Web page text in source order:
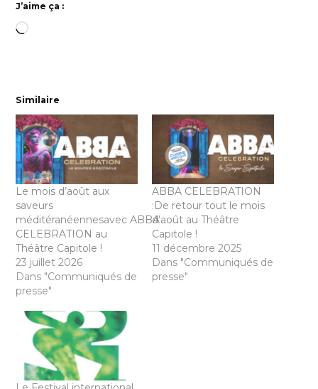
J’aime ça :
Chargement…
Similaire
Le mois d’août aux
saveurs
méditéranéennesavec ABBA
CELEBRATION au
Théâtre Capitole !
23 juillet 2026
Dans "Communiqués de
presse"
ABBA CELEBRATION
:De retour tout le mois
d’août au Théâtre
Capitole !
11 décembre 2025
Dans "Communiqués de
presse"